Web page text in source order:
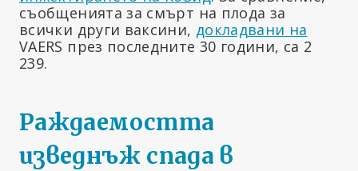
съобщенията за смърт на плода за
всички други ваксини, докладвани на
VAERS през последните 30 години, са 2
239.
Раждаемостта
изведнъж спада в